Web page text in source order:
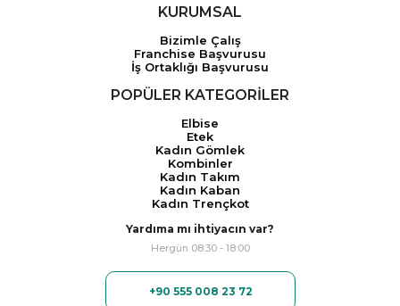
KURUMSAL
Bizimle Çalış
Franchise Başvurusu
İş Ortaklığı Başvurusu
POPÜLER KATEGORİLER
Elbise
Etek
Kadın Gömlek
Kombinler
Kadın Takım
Kadın Kaban
Kadın Trençkot
Yardıma mı ihtiyacın var?
Hergün 08:30 - 18:00
+90 555 008 23 72